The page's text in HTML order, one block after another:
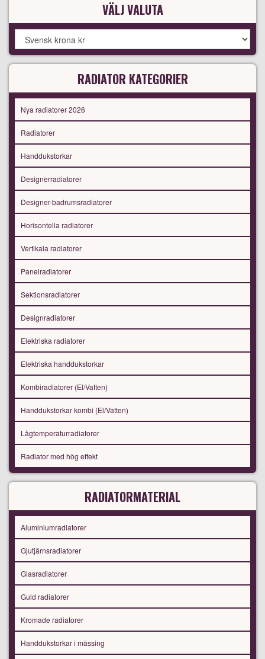
VÄLJ VALUTA
RADIATOR KATEGORIER
Nya radiatorer 2026
Radiatorer
Handdukstorkar
Designerradiatorer
Designer-badrumsradiatorer
Horisontella radiatorer
Vertikala radiatorer
Panelradiatorer
Sektionsradiatorer
Designradiatorer
Elektriska radiatorer
Elektriska handdukstorkar
Kombiradiatorer (El/Vatten)
Handdukstorkar kombi (El/Vatten)
Lågtemperaturradiatorer
Radiator med hög effekt
RADIATORMATERIAL
Aluminiumradiatorer
Gjutjärnsradiatorer
Glasradiatorer
Guld radiatorer
Kromade radiatorer
Handdukstorkar i mässing